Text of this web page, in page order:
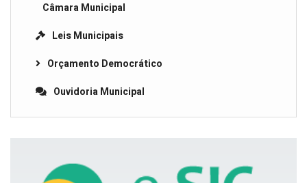
Câmara Municipal
Leis Municipais
Orçamento Democrático
Ouvidoria Municipal